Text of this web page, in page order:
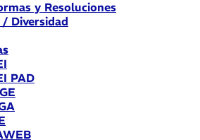
y Resoluciones
/ Diversidad
PAD